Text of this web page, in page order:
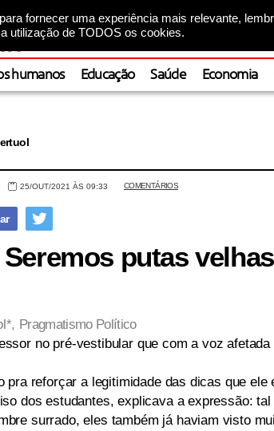
fornecer uma experiência mais relevante,
utilização de TODOS os cookies.
humanos Educação Saúde Economia
25/OUT/2021 ÀS 09:33 COMENTÁRIOS
putas
Pragmatismo Político
no pré-vestibular que com a voz
pra reforçar a legitimidade das dicas que
dos estudantes, explicava a expressão:
surrado, eles também já haviam visto